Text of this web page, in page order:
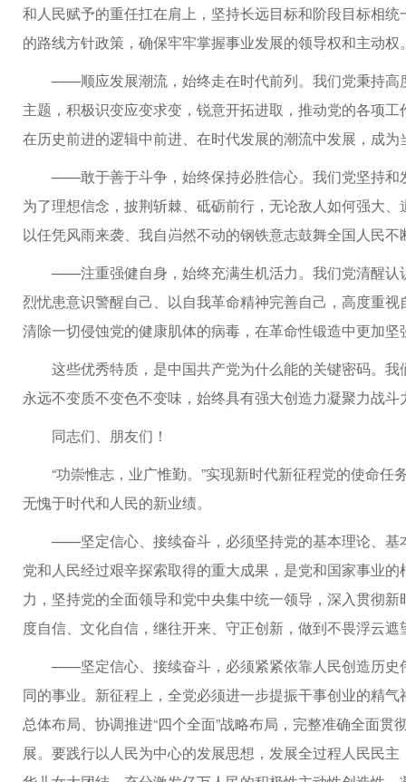
和人民赋予的重任扛在肩上，坚持长远目标和阶段目标相
的路线方针政策，确保牢牢掌握事业发展的领导权和主动权
——顺应发展潮流，始终走在时代前列。我们党秉持高
主题，积极识变应变求变，锐意开拓进取，推动党的各项
在历史前进的逻辑中前进、在时代发展的潮流中发展，成
——敢于善于斗争，始终保持必胜信心。我们党坚持和
为了理想信念，披荆斩棘、砥砺前行，无论敌人如何强大
以任凭风雨来袭、我自岿然不动的钢铁意志鼓舞全国人民
——注重强健自身，始终充满生机活力。我们党清醒认
烈忧患意识警醒自己、以自我革命精神完善自己，高度重
清除一切侵蚀党的健康肌体的病毒，在革命性锻造中更加坚
这些优秀特质，是中国共产党为什么能的关键密码。
永远不变质不变色不变味，始终具有强大创造力凝聚力战斗
同志们、朋友们！
“功崇惟志，业广惟勤。”实现新时代新征程党的使命
无愧于时代和人民的新业绩。
——坚定信心、接续奋斗，必须坚持党的基本理论、基
党和人民经过艰辛探索取得的重大成果，是党和国家事业
力，坚持党的全面领导和党中央集中统一领导，深入贯彻
度自信、文化自信，继往开来、守正创新，做到不畏浮云
——坚定信心、接续奋斗，必须紧紧依靠人民创造历史
同的事业。新征程上，全党必须进一步提振干事创业的精
总体布局、协调推进“四个全面”战略布局，完整准确全面
展。要践行以人民为中心的发展思想，发展全过程人民民